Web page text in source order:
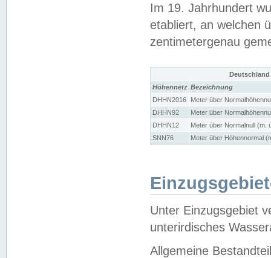
Im 19. Jahrhundert
etabliert, an welchen
zentimetergenau
Höhennetz Bezeichnung
DHHN2016
Meter über
DHHN92
Meter über
DHHN12
Meter über Normalnull (m.
SNN76
Meter über Höhennormal
Unter Einzugsgebiet
unterirdisches
Allgemeine